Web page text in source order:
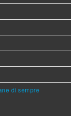
di sempre